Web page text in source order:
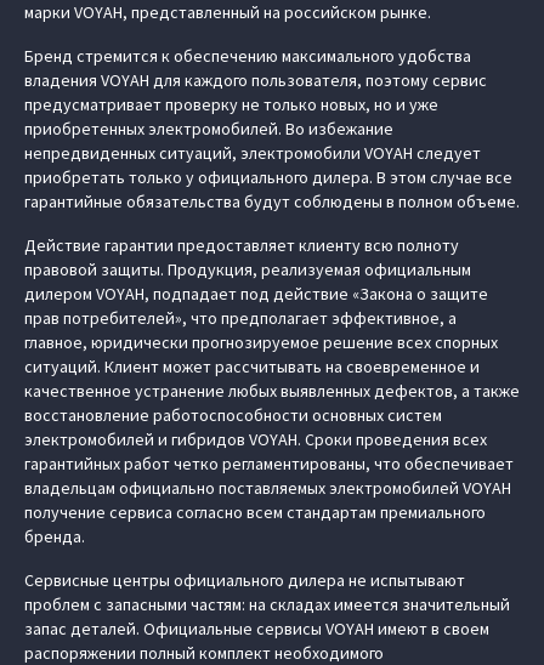
марки VOYAH, представленный на российском рынке.
Бренд стремится к обеспечению максимального удобства
владения VOYAH для каждого пользователя, поэтому сервис
предусматривает проверку не только новых, но и уже
приобретенных электромобилей. Во избежание
непредвиденных ситуаций, электромобили VOYAH следует
приобретать только у официального дилера. В этом случае все
гарантийные обязательства будут соблюдены в полном объеме.
Действие гарантии предоставляет клиенту всю полноту
правовой защиты. Продукция, реализуемая официальным
дилером VOYAH, подпадает под действие «Закона о защите
прав потребителей», что предполагает эффективное, а
главное, юридически прогнозируемое решение всех спорных
ситуаций. Клиент может рассчитывать на своевременное и
качественное устранение любых выявленных дефектов, а также
восстановление работоспособности основных систем
электромобилей и гибридов VOYAH. Сроки проведения всех
гарантийных работ четко регламентированы, что обеспечивает
владельцам официально поставляемых электромобилей VOYAH
получение сервиса согласно всем стандартам премиального
бренда.
Сервисные центры официального дилера не испытывают
проблем с запасными частям: на складах имеется значительный
запас деталей. Официальные сервисы VOYAH имеют в своем
распоряжении полный комплект необходимого